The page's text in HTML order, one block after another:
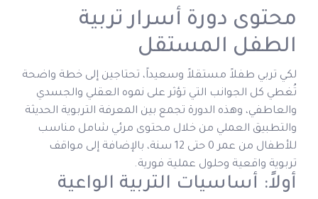
محتوى دورة أسرار تربية
الطفل المستقل
لكي تربي طفلاً مستقلاً وسعيداً، تحتاجين إلى خطة واضحة
تُغطي كل الجوانب التي تؤثر على نموه العقلي والجسدي
والعاطفي، وهذه الدورة تجمع بين المعرفة التربوية الحديثة
والتطبيق العملي من خلال محتوى مرئي شامل مناسب
للأطفال من عمر 0 حتى 12 سنة، بالإضافة إلى مواقف
تربوية واقعية وحلول عملية فورية.
أولاً: أساسيات التربية الواعية